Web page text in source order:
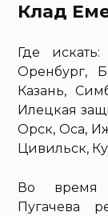
Клад
Где
Оренбург,
Казань,
Илецкая
Орск, Оса,
Цивильск,
Во время
Пугачева